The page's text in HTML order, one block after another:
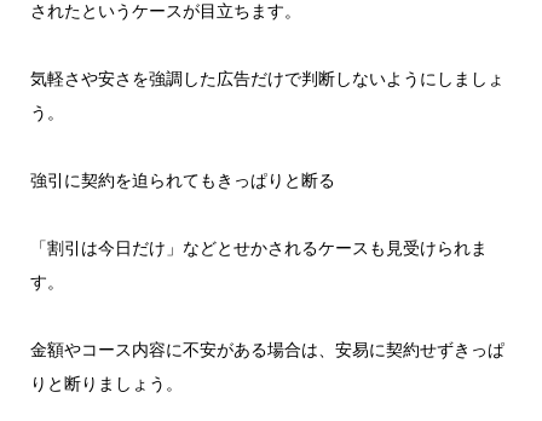
されたというケースが目立ちます。
気軽さや安さを強調した広告だけで判断しないようにしましょ
う。
強引に契約を迫られてもきっぱりと断る
「割引は今日だけ」などとせかされるケースも見受けられま
す。
金額やコース内容に不安がある場合は、安易に契約せずきっぱ
りと断りましょう。